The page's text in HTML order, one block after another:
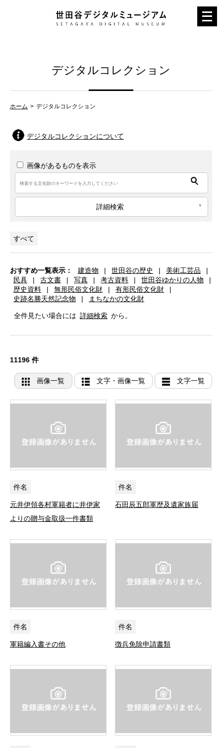
メ
ニ
デジタルコレクション
ホーム デジタルコレクション
デジタルコレクションについて
画像があるものを表示
詳細検索
すべて
おすすめ一覧表示： 建造物 | 世田谷の歴史 | 美術工芸品
|
民具
| 古文書 | 写真 | 考古資料 | 世田谷ゆかりの人物
|
歴史資料
| 無形民俗文化財 | 有形民俗文化財
|
史跡名勝天然記念物
| まちなかの文化財
全件見たい場合には 詳細検索 から。
11196 件
画像一覧 文字・画像一覧 文字一覧
件名
元井伊領各村軍籍者に井伊家
よりの贈与金取扱一件書類
件名
石田辰五郎軍歴及遺家族届
件名
軍籍編入書その他
件名
徴兵免除申請書類